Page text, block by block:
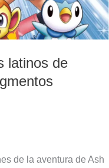
latinos de
de la aventura de Ash